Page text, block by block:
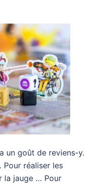
un goût de reviens-y.
Pour réaliser les
la jauge … Pour